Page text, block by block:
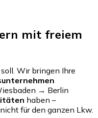
mit freiem
Wir bringen Ihre
→ Berlin
haben –
für den ganzen Lkw.